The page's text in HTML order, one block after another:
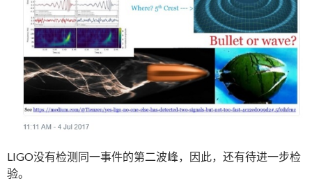
LIGO没有检测同一事件的第二波峰，因此，还有待进一步检
验。